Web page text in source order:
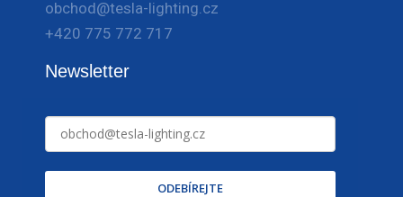
obchod@tesla-lighting.cz
+420 775 772 717
Newsletter
ODEBÍREJTE